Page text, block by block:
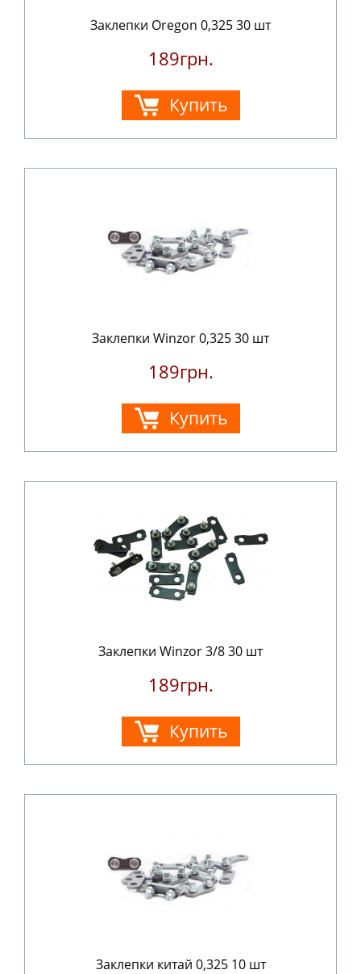
Заклепки Oregon 0,325 30 шт
189грн.
Купить
Заклепки Winzor 0,325 30 шт
189грн.
Купить
Заклепки Winzor 3/8 30 шт
189грн.
Купить
Заклепки китай 0,325 10 шт